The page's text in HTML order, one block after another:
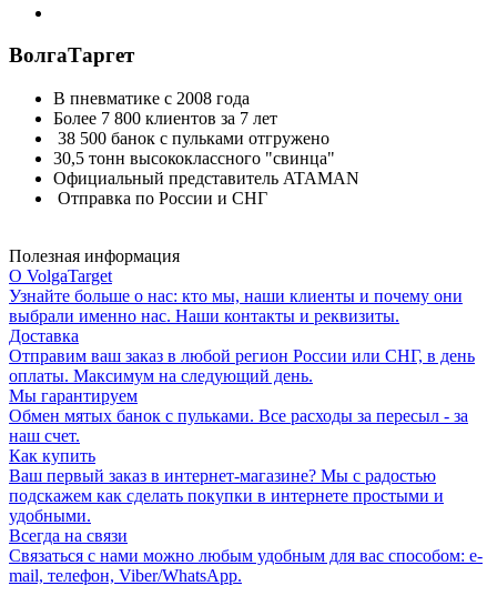
ВолгаТаргет
В пневматике с 2008 года
Более 7 800 клиентов за 7 лет
38 500 банок с пульками отгружено
30,5 тонн высококлассного "свинца"
Официальный представитель ATAMAN
Отправка по России и СНГ
Полезная информация
О VolgaTarget
Узнайте больше о нас: кто мы, наши клиенты и почему они
выбрали именно нас. Наши контакты и реквизиты.
Доставка
Отправим ваш заказ в любой регион России или СНГ, в день
оплаты. Максимум на следующий день.
Мы гарантируем
Обмен мятых банок с пульками. Все расходы за пересыл - за
наш счет.
Как купить
Ваш первый заказ в интернет-магазине? Мы с радостью
подскажем как сделать покупки в интернете простыми и
удобными.
Всегда на связи
Связаться с нами можно любым удобным для вас способом: e-
mail, телефон, Viber/WhatsApp.